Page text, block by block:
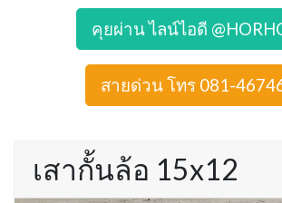
คุยผ่าน ไลน์ไอดี
สายด่วน โทร 081-
เสากั้นล้อ 15x12